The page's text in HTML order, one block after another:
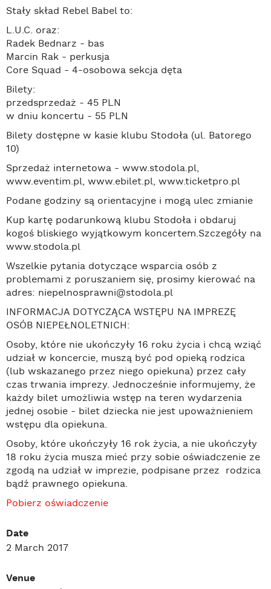
Stały skład Rebel Babel to:
L.U.C. oraz:
Radek Bednarz - bas
Marcin Rak - perkusja
Core Squad - 4-osobowa sekcja dęta
Bilety:
przedsprzedaż - 45 PLN
w dniu koncertu - 55 PLN
Bilety dostępne w kasie klubu Stodoła (ul. Batorego
10)
Sprzedaż internetowa - www.stodola.pl,
www.eventim.pl, www.ebilet.pl, www.ticketpro.pl
Podane godziny są orientacyjne i mogą ulec zmianie
Kup kartę podarunkową klubu Stodoła i obdaruj
kogoś bliskiego wyjątkowym koncertem.Szczegóły na
www.stodola.pl
Wszelkie pytania dotyczące wsparcia osób z
problemami z poruszaniem się, prosimy kierować na
adres: niepelnosprawni@stodola.pl
INFORMACJA DOTYCZĄCA WSTĘPU NA IMPREZĘ
OSÓB NIEPEŁNOLETNICH:
Osoby, które nie ukończyły 16 roku życia i chcą wziąć
udział w koncercie, muszą być pod opieką rodzica
(lub wskazanego przez niego opiekuna) przez cały
czas trwania imprezy. Jednocześnie informujemy, że
każdy bilet umożliwia wstęp na teren wydarzenia
jednej osobie - bilet dziecka nie jest upoważnieniem
wstępu dla opiekuna.
Osoby, które ukończyły 16 rok życia, a nie ukończyły
18 roku życia musza mieć przy sobie oświadczenie ze
zgodą na udział w imprezie, podpisane przez rodzica
bądź prawnego opiekuna.
Pobierz oświadczenie
Date
2 March 2017
Venue